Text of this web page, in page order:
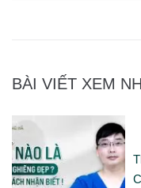
BÀI VIẾT XEM